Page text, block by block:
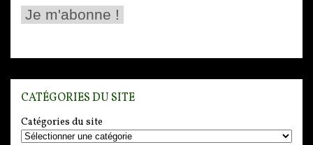
CATÉGORIES DU SITE
Catégories du site